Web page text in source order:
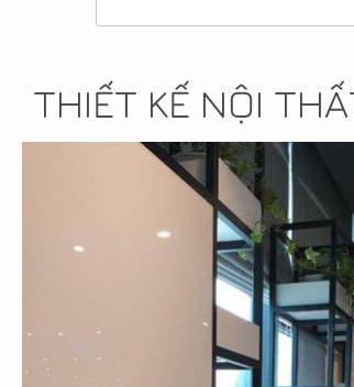
THIẾT KẾ NỘI